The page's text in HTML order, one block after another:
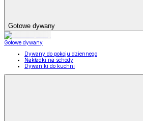
Gotowe dywany
Gotowe dywany
Dywany do pokoju dziennego
Nakładki na schody
Dywaniki do kuchni